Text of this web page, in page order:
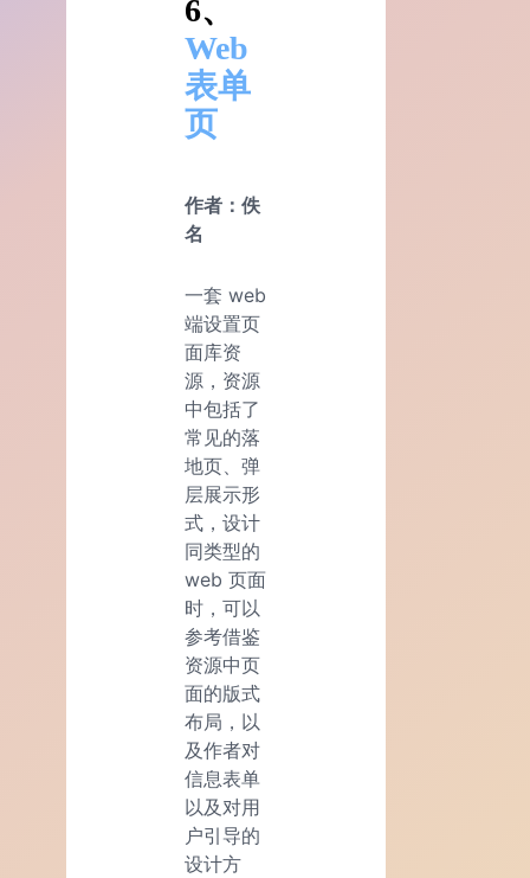
6、
Web
表单
页
作者：佚
名
一套 web
端设置页
面库资
源，资源
中包括了
常见的落
地页、弹
层展示形
式，设计
同类型的
web 页面
时，可以
参考借鉴
资源中页
面的版式
布局，以
及作者对
信息表单
以及对用
户引导的
设计方